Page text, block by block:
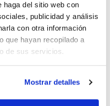
haga del sitio web con
publicidad y análisis
con otra información
que hayan recopilado a
de sus servicios.
Mostrar detalles
y neutralizante